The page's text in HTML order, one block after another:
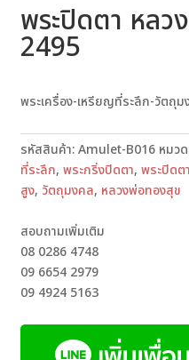
พระปิดตา หล
2495
พระเครื่อง-เหรียญที่ระลึก-วัตถุม
รหัสสินค้า:Amulet-B016 หมว
ที่ระลึก, พระกริ่งปิดตา, พระปิดตา
สูง, วัตถุมงคล, หลวงพ่อทองสุข
สอบถามเพิ่มเติม
08 0286 4748
09 6654 2979
09 4924 5163